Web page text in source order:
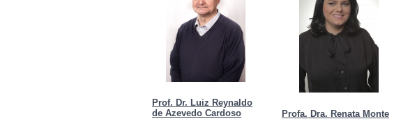
Prof. Dr. Luiz Reynaldo
de Azevedo Cardoso
Profa. Dra. Renata Monte